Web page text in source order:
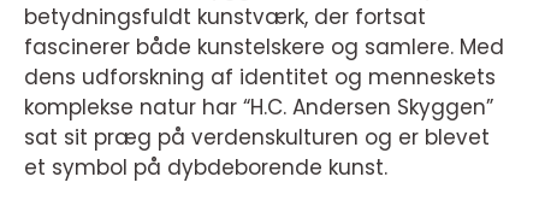
betydningsfuldt kunstværk, der fortsat
fascinerer både kunstelskere og samlere. Med
dens udforskning af identitet og menneskets
komplekse natur har “H.C. Andersen Skyggen”
sat sit præg på verdenskulturen og er blevet
et symbol på dybdeborende kunst.